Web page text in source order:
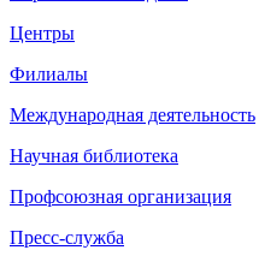
Центры
Филиалы
Международная деятельность
Научная библиотека
Профсоюзная организация
Пресс-служба